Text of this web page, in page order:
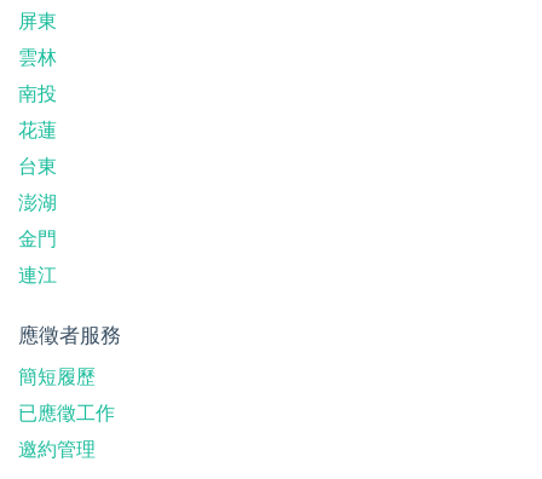
屏東
雲林
南投
花蓮
台東
澎湖
金門
連江
應徵者服務
簡短履歷
已應徵工作
邀約管理